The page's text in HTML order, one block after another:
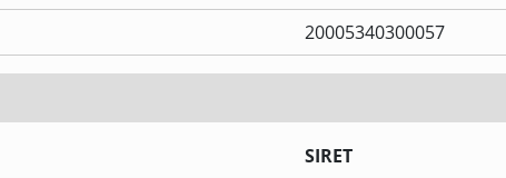
20005340300057
SIRET